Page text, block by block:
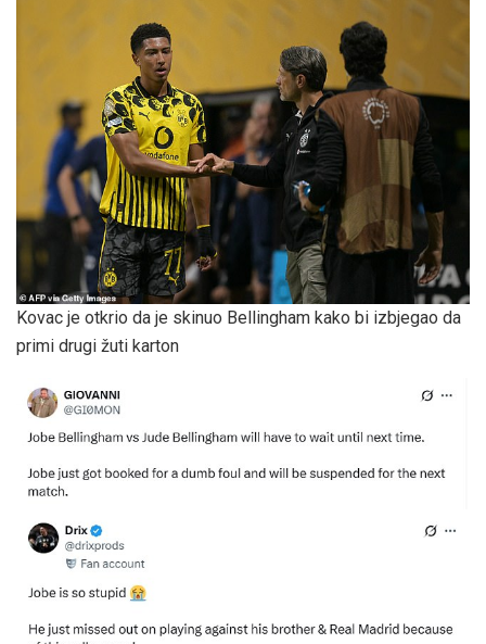
Kovac je otkrio da je skinuo Bellingham kako bi izbjegao da
primi drugi žuti karton